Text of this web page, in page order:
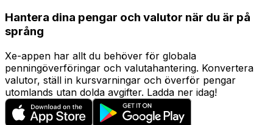
Hantera dina pengar och valutor när du är på
språng
Xe-appen har allt du behöver för globala
penningöverföringar och valutahantering. Konvertera
valutor, ställ in kursvarningar och överför pengar
utomlands utan dolda avgifter. Ladda ner idag!